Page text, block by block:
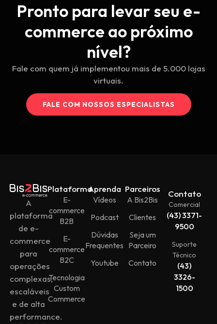
Pronto para levar seu e-
commerce ao próximo
nível?
Fale com quem já implementou mais de 5.000 lojas
virtuais.
FALE COM NOSSOS ESPECIALISTAS
A
plataforma
de e-
commerce
para
operações
complexas,
escaláveis
e de alta
performance.
Plataforma
E-
commerce
B2B
E-
commerce
B2C
Tecnologia
Custom
Commerce
Aprenda
Vídeos
Podcast
Dúvidas
Frequentes
Youtube
Parceiros
A Bis2Bis
Clientes
Seja um
Parceiro
Contato
Contato
Comercial
(43) 3371-
9500
Suporte
Técnico
(43)
3326-
1500